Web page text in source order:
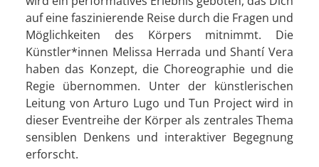
auf eine faszinierende Reise durch die Fragen und
Möglichkeiten des Körpers mitnimmt. Die
Künstler*innen Melissa Herrada und Shantí Vera
haben das Konzept, die Choreographie und die
Regie übernommen. Unter der künstlerischen
Leitung von Arturo Lugo und Tun Project wird in
dieser Eventreihe der Körper als zentrales Thema
sensiblen Denkens und interaktiver Begegnung
erforscht.